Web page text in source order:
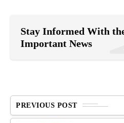
Stay Informed With
Important News
PREVIOUS POST